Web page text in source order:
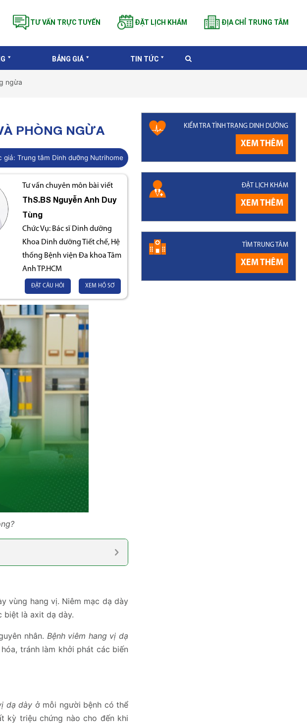
TƯ VẤN TRỰC TUYẾN ĐẶT LỊCH KHÁM ĐỊA CHỈ TRUNG TÂM
BẢNG GIÁ TIN TỨC
ngừa
PHÒNG NGỪA
giả: Trung tâm Dinh dưỡng Nutrihome
Tư vấn chuyên môn bài viết
ThS.BSNguyễn Anh Duy
Tùng
Chức Vụ: Bác sĩ Dinh dưỡng
Khoa Dinh dưỡng Tiết chế, Hệ
thống Bệnh viện Đa khoa Tâm
Anh TP.HCM
ĐẶT CÂU HỎI XEM HỒ SƠ
vùng hang vị. Niêm mạc dạ dày
biệt là axit dạ dày.
nhân. Bệnh viêm hang vị dạ
tránh làm khởi phát các biến
dạ dày ở mỗi người bệnh có thể
kỳ triệu chứng nào cho đến khi
KIỂM TRA TÌNH TRẠNG DINH DƯỠNG
XEM THÊM
ĐẶT LỊCH KHÁM
XEM THÊM
TÌM TRUNG TÂM
XEM THÊM